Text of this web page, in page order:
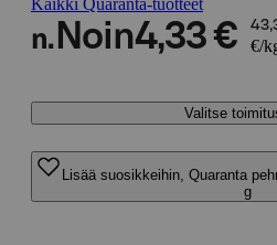
Kaikki Quaranta-tuotteet
n. Noin4,33 €
€/
Valitse
Lisää suosikkeihin, Quaranta
g